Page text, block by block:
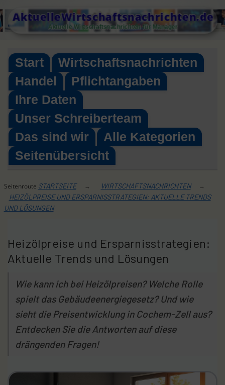
Skip
to AktuelleWirtschaftsnachrichten.de
Aktuelle Wirtschaftsnachrichten für Manager
Start
Wirtschaftsnachrichten
Handel
Pflichtangaben
Ihre Daten
Unser Schreiberteam
Das sind wir
Alle Kategorien
Seitenübersicht
Seitenroute STARTSEITE → WIRTSCHAFTSNACHRICHTEN →
HEIZÖLPREISE UND ERSPARNISSTRATEGIEN: AKTUELLE TRENDS
UND LÖSUNGEN
Heizölpreise und Ersparnisstrategien:
Aktuelle Trends und Lösungen
Wie kann ich bei Heizölpreisen? Welche Rolle
spielt das Gebäudeenergiegesetz? Und wie
sieht die Preisentwicklung in Cochem-Zell aus?
Entdecken Sie die Antworten auf diese
drängenden Fragen!